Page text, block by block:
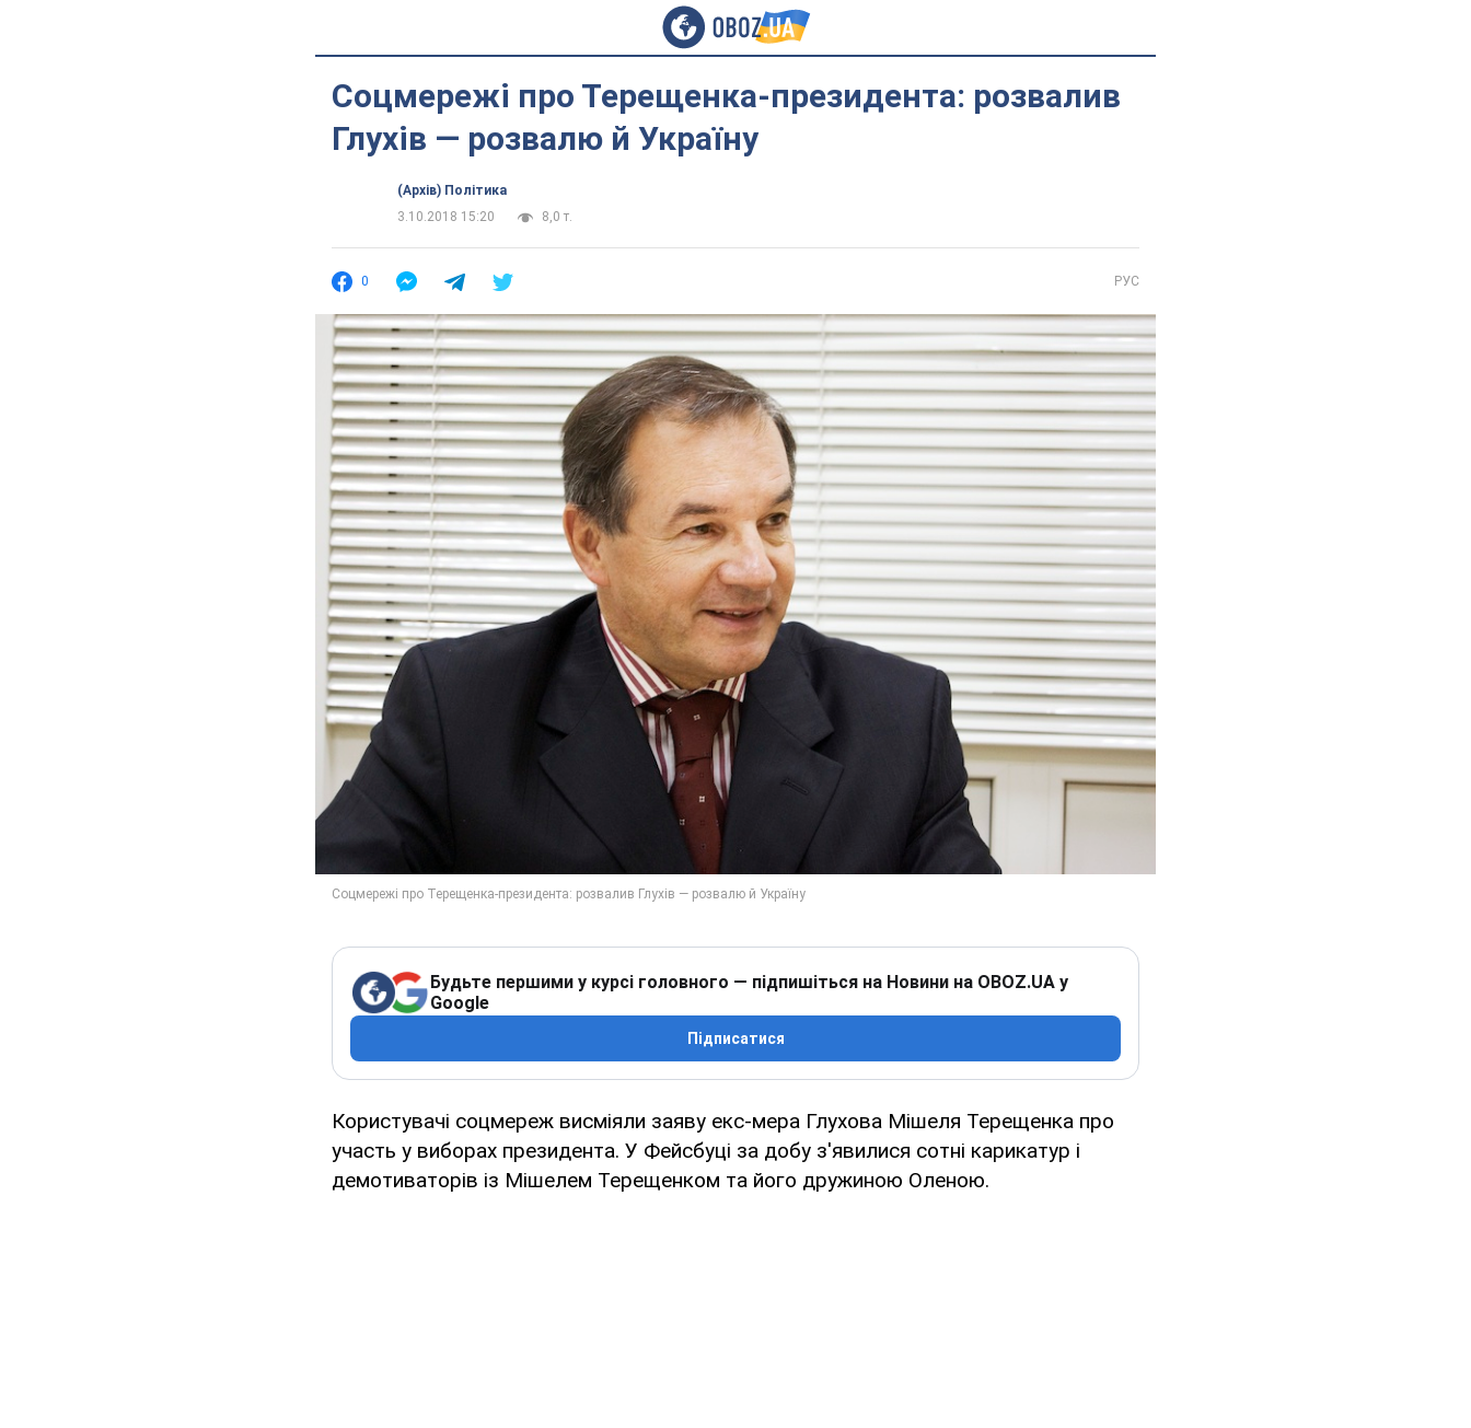
Соцмережі про Терещенка-президента: розвалив
Глухів — розвалю й Україну
(Архів) Політика
3.10.2018 15:20
8,0 т.
0 РУС
Будьте першими у курсі головного — підпишіться на Новини на OBOZ.UA у
Google
Підписатися
Користувачі соцмереж висміяли заяву екс-мера Глухова Мішеля Терещенка про
участь у виборах президента. У Фейсбуці за добу з'явилися сотні карикатур і
демотиваторів із Мішелем Терещенком та його дружиною Оленою.